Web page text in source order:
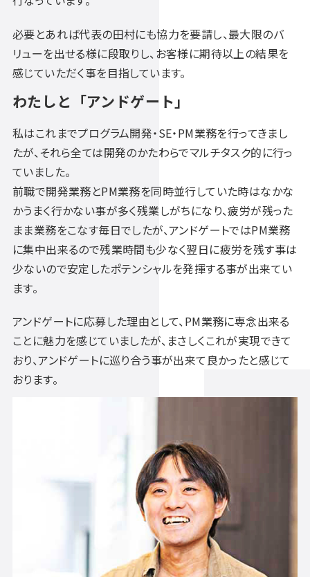
必要とあれば代表の田村にも協力を要請し、最大限のバ
リューを出せる様に段取りし、お客様に期待以上の結果を
感じていただく事を目指しています。
わたしと「アンドゲート」
私はこれまでプログラム開発・SE・PM業務を行ってきまし
たが、それら全ては開発のかたわらでマルチタスク的に行っ
ていました。
前職で開発業務とPM業務を同時並行していた時はなかな
かうまく行かない事が多く残業しがちになり、疲労が残った
まま業務をこなす毎日でしたが、アンドゲートではPM業務
に集中出来るので残業時間も少なく翌日に疲労を残す事は
少ないので安定したポテンシャルを発揮する事が出来てい
ます。
アンドゲートに応募した理由として、PM業務に専念出来る
ことに魅力を感じていましたが、まさしくこれが実現できて
おり、アンドゲートに巡り合う事が出来て良かったと感じて
おります。